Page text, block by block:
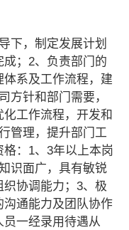
下，制定发展计划
；2、负责部门的
体系及工作流程，建
方针和部门需要，
工作流程，开发和
管理，提升部门工
：1、3年以上本岗
识面广，具有敏锐
协调能力；3、极
通能力及团队协作
一经录用待遇从